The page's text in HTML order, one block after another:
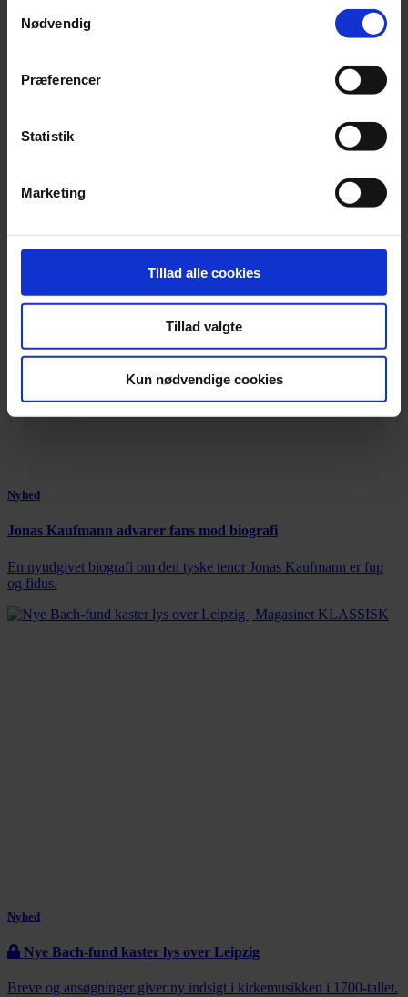
Nødvendig
Præferencer
Statistik
Marketing
Tillad alle cookies
Tillad valgte
Kun nødvendige cookies
Nyhed
En slunken pengekasse har forvandlet jubilæumsopsætning af
Nyhed
Jonas Kaufmann advarer fans mod biografi
En nyudgivet biografi om den tyske tenor Jonas Kaufmann er fup
og fidus.
Nyhed
Nye Bach-fund kaster lys over Leipzig
Breve og ansøgninger giver ny indsigt i kirkemusikken i 1700-tallet.